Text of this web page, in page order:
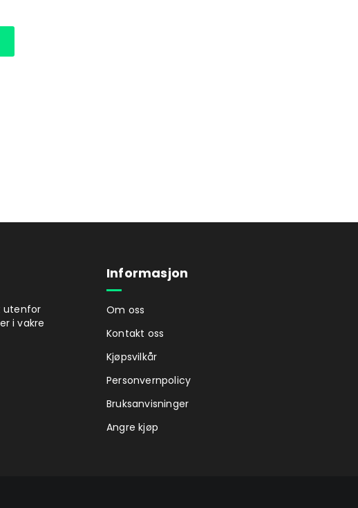
utenfor
i vakre
Informasjon
Om oss
Kontakt oss
Kjøpsvilkår
Personvernpolicy
Bruksanvisninger
Angre kjøp